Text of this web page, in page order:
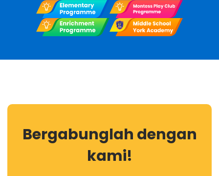
Bergabunglah dengan
kami!